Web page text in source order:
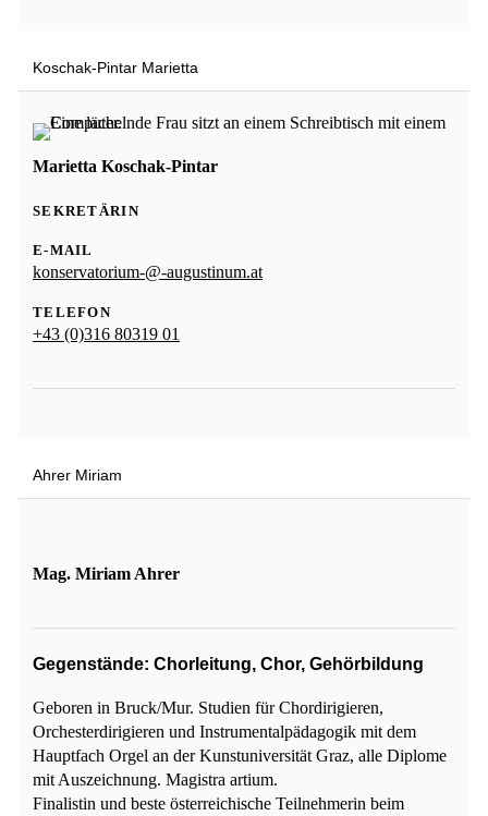
Koschak-Pintar Marietta
Marietta Koschak-Pintar
SEKRETÄRIN
E-MAIL
konservatorium-@-augustinum.at
TELEFON
+43 (0)316 80319 01
Ahrer Miriam
Mag. Miriam Ahrer
Gegenstände: Chorleitung, Chor, Gehörbildung
Geboren in Bruck/Mur. Studien für Chordirigieren,
Orchesterdirigieren und Instrumentalpädagogik mit dem
Hauptfach Orgel an der Kunstuniversität Graz, alle Diplome
mit Auszeichnung. Magistra artium.
Finalistin und beste österreichische Teilnehmerin beim